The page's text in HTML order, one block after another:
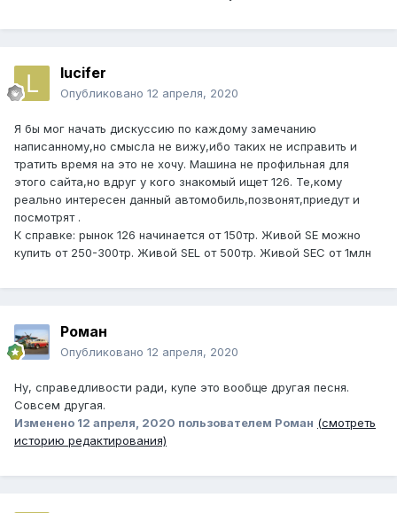
lucifer
Опубликовано 12 апреля, 2020
Я бы мог начать дискуссию по каждому замечанию
написанному,но смысла не вижу,ибо таких не исправить и
тратить время на это не хочу. Машина не профильная для
этого сайта,но вдруг у кого знакомый ищет 126. Те,кому
реально интересен данный автомобиль,позвонят,приедут и
посмотрят .
К справке: рынок 126 начинается от 150тр. Живой SE можно
купить от 250-300тр. Живой SEL от 500тр. Живой SEC от 1млн
Роман
Опубликовано 12 апреля, 2020
Ну, справедливости ради, купе это вообще другая песня.
Совсем другая.
Изменено 12 апреля, 2020 пользователем Роман (смотреть
историю редактирования)